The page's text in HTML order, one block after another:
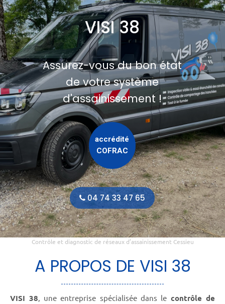
accrédité
COFRAC
VISI 38
Assurez-vous du bon état
de votre système
d'assainissement !
04 74 33 47 65
Contrôle et diagnostic de réseaux d’assainissement Cessieu
A PROPOS DE VISI 38
VISI 38, une entreprise spécialisée dans lecontrôle de